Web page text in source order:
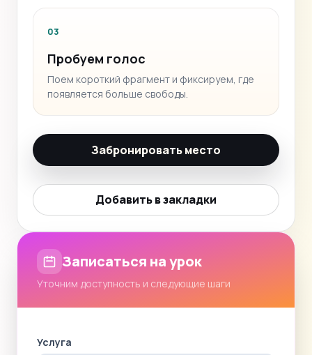
03
Пробуем голос
Поем короткий фрагмент и фиксируем, где
появляется больше свободы.
Забронировать место
Добавить в закладки
Записаться на урок
Уточним доступность и следующие шаги
Услуга